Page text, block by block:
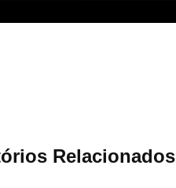
Relacionados